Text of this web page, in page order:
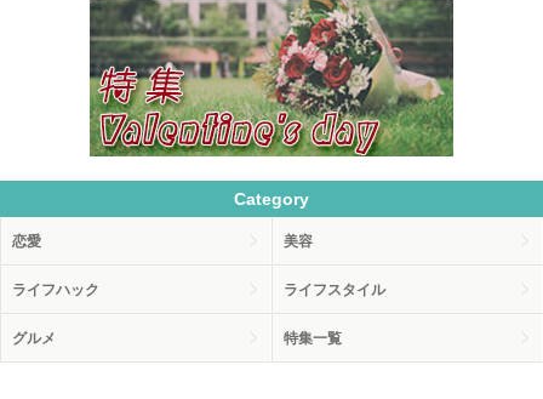
Category
恋愛 美容
ライフハック ライフスタイル
グルメ 特集一覧